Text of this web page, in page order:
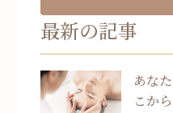
最新の記事
あな
こか